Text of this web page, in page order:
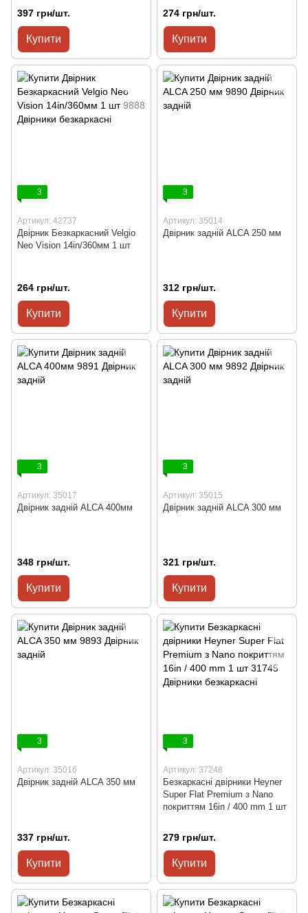
397 грн/шт.
Купити
274 грн/шт.
Купити
3
Артикул: 42737
Двірник Безкаркасний Velgio
Neo Vision 14in/360мм 1 шт
264 грн/шт.
Купити
3
Артикул: 35014
Двірник задній ALCA 250 мм
312 грн/шт.
Купити
3
Артикул: 35017
Двірник задній ALCA 400мм
348 грн/шт.
Купити
3
Артикул: 35015
Двірник задній ALCA 300 мм
321 грн/шт.
Купити
3
Артикул: 35016
Двірник задній ALCA 350 мм
337 грн/шт.
Купити
3
Артикул: 37248
Безкаркасні двірники Heyner
Super Flat Premium з Nano
покриттям 16in / 400 mm 1 шт
279 грн/шт.
Купити